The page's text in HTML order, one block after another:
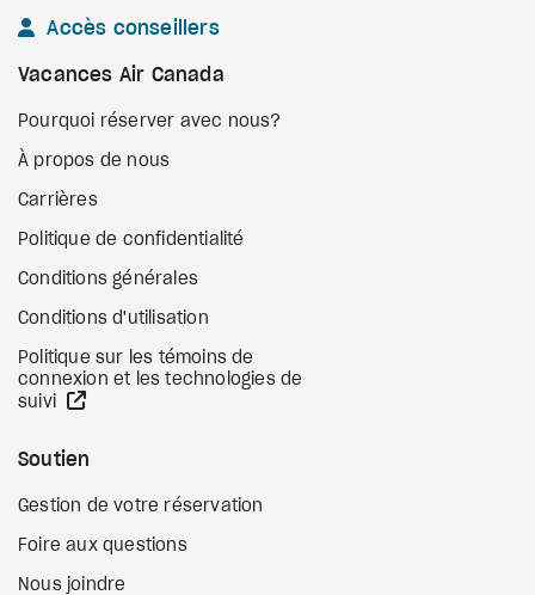
Accès conseillers
Vacances Air Canada
Pourquoi réserver avec nous?
À propos de nous
Carrières
Politique de confidentialité
Conditions générales
Conditions d'utilisation
Politique sur les témoins de
connexion et les technologies de
suivi
Soutien
Gestion de votre réservation
Foire aux questions
Nous joindre